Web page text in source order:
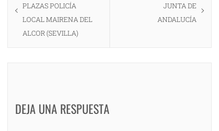
entradas
anterior:
PLAZAS POLICÍA
LOCAL MAIRENA DEL
ALCOR (SEVILLA)
siguiente:
JUNTA DE
ANDALUCÍA
DEJA UNA RESPUESTA